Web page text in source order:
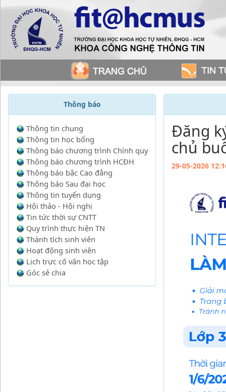
Thông báo
Thông tin chung
Thông tin học bổng
Thông báo chương trình Chính quy
Thông báo chương trình HCĐH
Thông báo bậc Cao đẳng
Thông báo Sau đại học
Thông tin tuyển dụng
Hội thảo - Hội nghị
Tin tức thời sự CNTT
Quy trình thực hiện TN
Thành tích sinh viên
Hoạt động sinh viên
Lịch trực cố vấn học tập
Góc sẻ chia
Đăng
chủ
29-05-2026